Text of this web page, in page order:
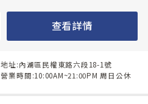
查看詳情
地址:內湖區民權東路六段18-1號
營業時間:10:00AM~21:00PM 周日公休